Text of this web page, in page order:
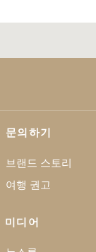
문의하기
브랜드 스토리
여행 권고
미디어